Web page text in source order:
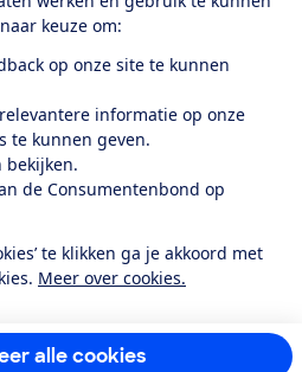
keuze om:
op onze site te kunnen
informatie op onze
te kunnen geven.
bekijken.
de Consumentenbond op
te klikken ga je akkoord met
Meer over cookies.
alle cookies
de app
de